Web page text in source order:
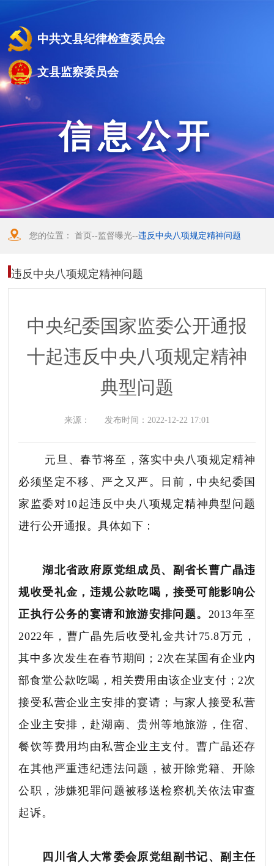
中共文县纪律检查委员会
文县监察委员会
信息公开
您的位置：首页--监督曝光--违反中央八项规定精神问题
违反中央八项规定精神问题
中央纪委国家监委公开通报
十起违反中央八项规定精神
典型问题
来源： 发布时间： 2022-12-22 17:01
元旦、春节将至，落实中央八项规定精神
必须坚定不移、严之又严。日前，中央纪委国
家监委对10起违反中央八项规定精神典型问题
进行公开通报。具体如下：
湖北省政府原党组成员、副省长曹广晶违
规收受礼金，违规公款吃喝，接受可能影响公
正执行公务的宴请和旅游安排问题。 2013年至
2022年，曹广晶先后收受礼金共计75.8万元，
其中多次发生在春节期间；2次在某国有企业内
部食堂公款吃喝，相关费用由该企业支付；2次
接受私营企业主安排的宴请；与家人接受私营
企业主安排，赴湖南、贵州等地旅游，住宿、
餐饮等费用均由私营企业主支付。曹广晶还存
在其他严重违纪违法问题，被开除党籍、开除
公职，涉嫌犯罪问题被移送检察机关依法审查
起诉。
四川省人大常委会原党组副书记、副主任